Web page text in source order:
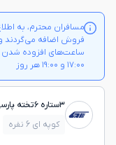
مسافران محترم، به
فروش اضافه می‌گردند
۱۷:۰۰ و ۱۹:۰۰ هر روز
۳ستاره ۶تخته پارسی - رجا
کوپه ای 6 نفره